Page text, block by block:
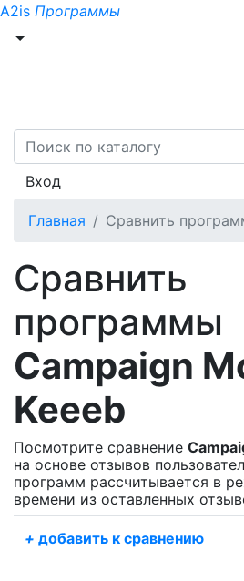
A2is Программы
Вход
Главная Сравнить
Сравнить
программы
Campaign
Keeeb
Посмотрите сравнение
на основе отзывов
программ рассчитывается в
времени из оставленных
+ добавить к сравнению